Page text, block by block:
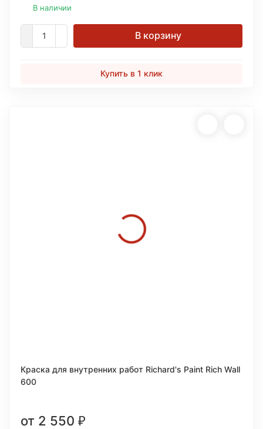
В наличии
В корзину
Купить в 1 клик
Краска для внутренних работ Richard's Paint Rich Wall
600
от 2 550 ₽